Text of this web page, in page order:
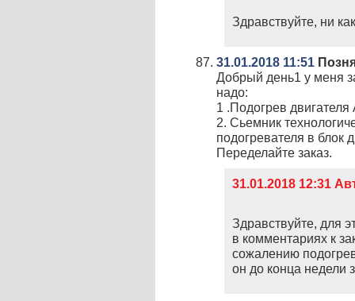
Здравствуйте, ни
31.01.2018 11:51
Добрый день1 у меня
надо:
1 .Подогрев
2. Сьемник
подогревателя в блок
Переделайте заказ.
31.01.2018 12:31
Здравствуйте, для
в комментариях к
сожалению
он до конца недели